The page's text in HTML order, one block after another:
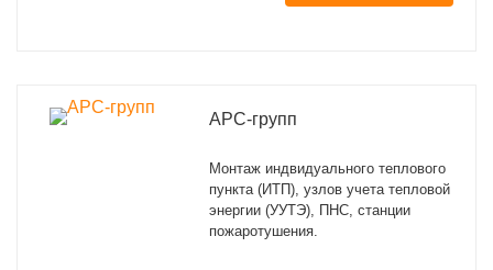
АРС-групп
Монтаж индвидуального теплового
пункта (ИТП), узлов учета тепловой
энергии (УУТЭ), ПНС, станции
пожаротушения.